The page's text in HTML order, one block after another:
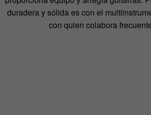
duradera y sólida es con el
con quien colabora